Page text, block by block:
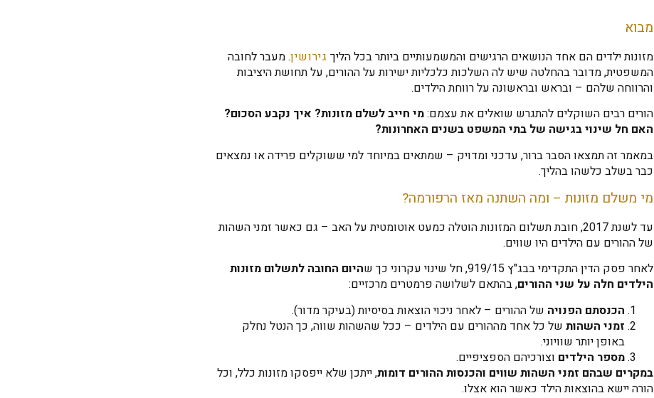
מבוא
מזונות ילדים הם אחד הנושאים הרגישים והמשמעותיים ביותר בכל הליך גירושין. מעבר לחובה
המשפטית, מדובר בהחלטה שיש לה השלכות כלכליות ישירות על ההורים, על תחושת היציבות
והרווחה שלהם – ובראש ובראשונה על רווחת הילדים.
הורים רבים השוקלים להתגרש שואלים את עצמם:מי חייב לשלם מזונות? איך נקבע הסכום?
האם חל שינוי בגישה של בתי המשפט בשנים האחרונות?
במאמר זה תמצאו הסבר ברור, עדכני ומדויק – שמתאים במיוחד למי ששוקלים פרידה או נמצאים
כבר בשלב כלשהו בהליך.
מי משלם מזונות – ומה השתנה מאז הרפורמה?
עד לשנת 2017, חובת תשלום המזונות הוטלה כמעט אוטומטית על האב – גם כאשר זמני השהות
של ההורים עם הילדים היו שווים.
לאחר פסק הדין התקדימי בבג"ץ 919/15, חל שינוי עקרוני כך ש
היום החובה לתשלום מזונות
הילדים חלה על שני ההורים, בהתאם לשלושה פרמטרים מרכזיים:
הכנסתם הפנויה של ההורים – לאחר ניכוי הוצאות בסיסיות (בעיקר מדור).
זמני השהותשל כל אחד מההורים עם הילדים – ככל שהשהות שווה, כך הנטל נחלק
באופן יותר שוויוני.
מספר הילדים וצורכיהם הספציפיים.
במקרים שבהם זמני השהות שווים והכנסות ההורים דומות, ייתכן שלא ייפסקו מזונות כלל, וכל
הורה יישא בהוצאות הילד כאשר הוא אצלו.